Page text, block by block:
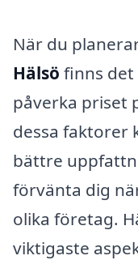
När du
Hälsö finns
påverka priset
dessa faktorer
bättre
förvänta dig
olika företag.
viktigaste